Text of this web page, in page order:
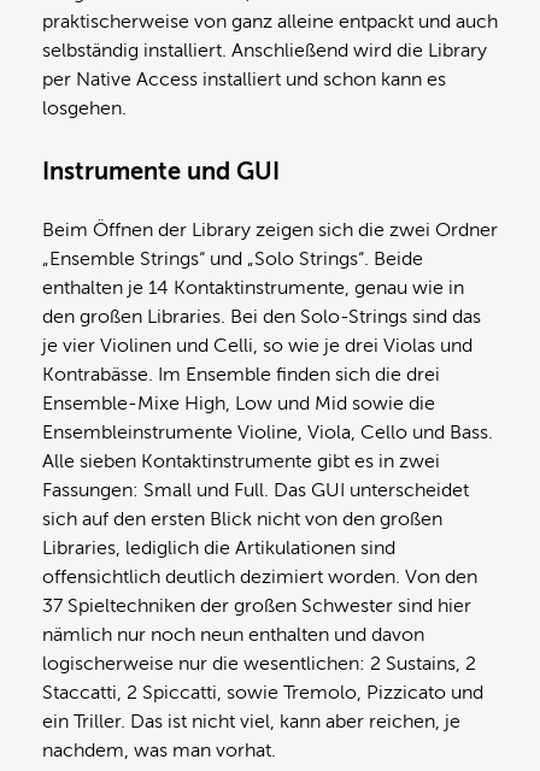
praktischerweise von ganz alleine entpackt und auch
selbständig installiert. Anschließend wird die Library
per Native Access installiert und schon kann es
losgehen.
Instrumente und GUI
Beim Öffnen der Library zeigen sich die zwei Ordner
„Ensemble Strings“ und „Solo Strings“. Beide
enthalten je 14 Kontaktinstrumente, genau wie in
den großen Libraries. Bei den Solo-Strings sind das
je vier Violinen und Celli, so wie je drei Violas und
Kontrabässe. Im Ensemble finden sich die drei
Ensemble-Mixe High, Low und Mid sowie die
Ensembleinstrumente Violine, Viola, Cello und Bass.
Alle sieben Kontaktinstrumente gibt es in zwei
Fassungen: Small und Full. Das GUI unterscheidet
sich auf den ersten Blick nicht von den großen
Libraries, lediglich die Artikulationen sind
offensichtlich deutlich dezimiert worden. Von den
37 Spieltechniken der großen Schwester sind hier
nämlich nur noch neun enthalten und davon
logischerweise nur die wesentlichen: 2 Sustains, 2
Staccatti, 2 Spiccatti, sowie Tremolo, Pizzicato und
ein Triller. Das ist nicht viel, kann aber reichen, je
nachdem, was man vorhat.